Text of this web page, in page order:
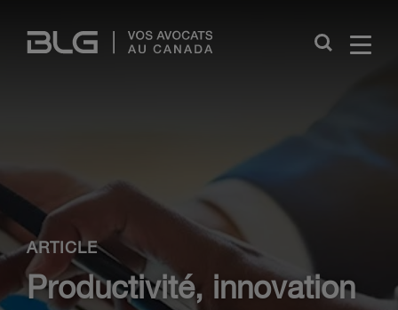
Links
Close
ARTICLE
Productivité, innovation